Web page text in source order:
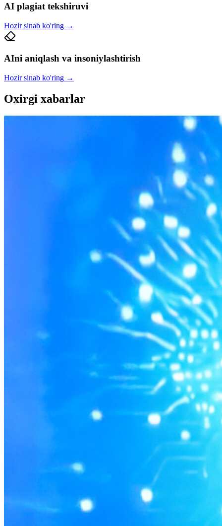
AI plagiat tekshiruvi
Hozir sinab ko'ring →
AIni aniqlash va insoniylashtirish
Hozir sinab ko'ring →
Oxirgi xabarlar